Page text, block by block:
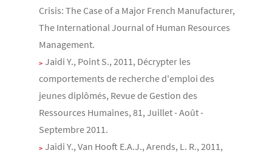
Crisis: The Case of a Major French Manufacturer,
The International Journal of Human Resources
Management.
Jaidi Y., Point S., 2011, Décrypter les
comportements de recherche d'emploi des
jeunes diplômés, Revue de Gestion des
Ressources Humaines, 81, Juillet - Août -
Septembre 2011.
Jaidi Y., Van Hooft E.A.J., Arends, L. R., 2011,